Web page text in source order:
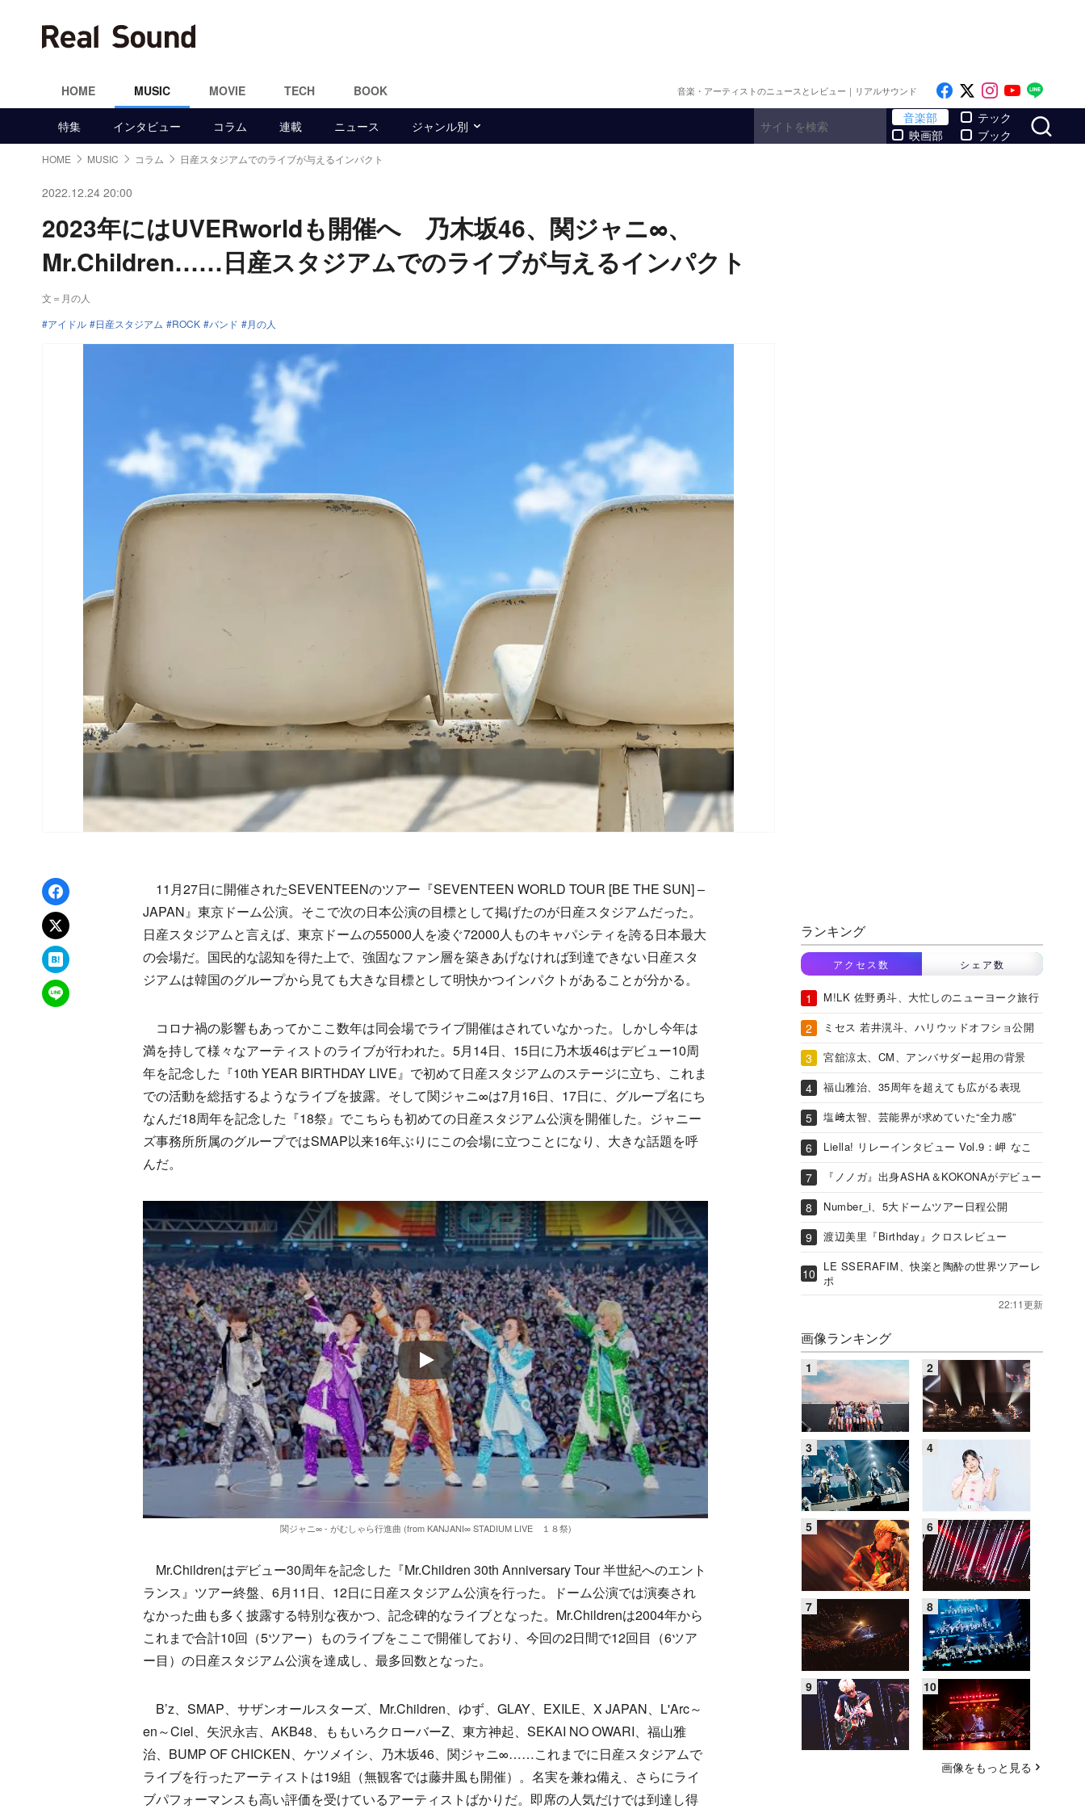
HOME MUSIC MOVIE TECH BOOK 音楽・アーティストのニュースとレビュー｜リアルサウンド Like on Facebook
Follow on x
Follow on
Follow
特集 インタビュー コラム 連載 ニュース ジャンル別
音楽部
映画部
テック
ブック
HOME MUSIC コラム 日産スタジアムでのライブが与えるインパクト
2022.12.24 20:00
2023年にはUVERworldも開催へ 乃木坂46、関ジャニ∞、
Mr.Children……日産スタジアムでのライブが与えるインパクト
文＝月の人
アイドル
日産スタジアム ROCK バンド 月の人
Facebookでシェア
xでポスト
はてなブックマーク
LINEで送る
11月27日に開催されたSEVENTEENのツアー『SEVENTEEN WORLD TOUR [BE THE SUN] –
JAPAN』東京ドーム公演。そこで次の日本公演の目標として掲げたのが日産スタジアムだった。
日産スタジアムと言えば、東京ドームの55000人を凌ぐ72000人ものキャパシティを誇る日本最大
の会場だ。国民的な認知を得た上で、強固なファン層を築きあげなければ到達できない日産スタ
ジアムは韓国のグループから見ても大きな目標として明快かつインパクトがあることが分かる。
コロナ禍の影響もあってかここ数年は同会場でライブ開催はされていなかった。しかし今年は
満を持して様々なアーティストのライブが行われた。5月14日、15日に乃木坂46はデビュー10周
年を記念した『10th YEAR BIRTHDAY LIVE』で初めて日産スタジアムのステージに立ち、これま
での活動を総括するようなライブを披露。そして関ジャニ∞は7月16日、17日に、グループ名にち
なんだ18周年を記念した『18祭』でこちらも初めての日産スタジアム公演を開催した。ジャニー
ズ事務所所属のグループではSMAP以来16年ぶりにこの会場に立つことになり、大きな話題を呼
んだ。
関ジャニ∞ - がむしゃら行進曲 (from KANJANI∞ STADIUM LIVE １８祭)
Mr.Childrenはデビュー30周年を記念した『Mr.Children 30th Anniversary Tour 半世紀へのエント
ランス』ツアー終盤、6月11日、12日に日産スタジアム公演を行った。ドーム公演では演奏され
なかった曲も多く披露する特別な夜かつ、記念碑的なライブとなった。Mr.Childrenは2004年から
これまで合計10回（5ツアー）ものライブをここで開催しており、今回の2日間で12回目（6ツア
ー目）の日産スタジアム公演を達成し、最多回数となった。
B’z、SMAP、サザンオールスターズ、Mr.Children、ゆず、GLAY、EXILE、X JAPAN、L'Arc～
en～Ciel、矢沢永吉、AKB48、ももいろクローバーZ、東方神起、SEKAI NO OWARI、福山雅
治、BUMP OF CHICKEN、ケツメイシ、乃木坂46、関ジャニ∞……これまでに日産スタジアムで
ライブを行ったアーティストは19組（無観客では藤井風も開催）。名実を兼ね備え、さらにライ
ブパフォーマンスも高い評価を受けているアーティストばかりだ。即席の人気だけでは到達し得
ランキング
アクセス数 シェア数
M!LK 佐野勇斗、大忙しのニューヨーク旅行
ミセス 若井滉斗、ハリウッドオフショ公開
宮舘涼太、CM、アンバサダー起用の背景
福山雅治、35周年を超えても広がる表現
塩﨑太智、芸能界が求めていた“全力感”
Liella! リレーインタビュー Vol.9：岬 なこ
『ノノガ』出身ASHA＆KOKONAがデビュー
Number_i、5大ドームツアー日程公開
渡辺美里『Birthday』クロスレビュー
LE SSERAFIM、快楽と陶酔の世界ツアーレ
ポ
22:11更新
画像ランキング
画像をもっと見る